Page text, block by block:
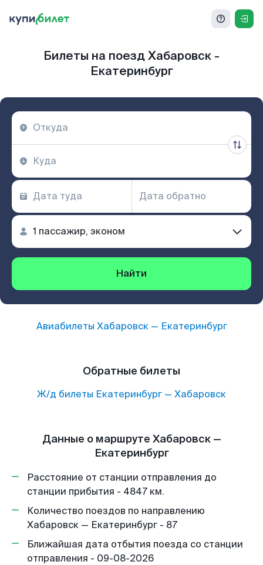
Билеты на поезд Хабаровск -
Екатеринбург
Найти
Авиабилеты Хабаровск— Екатеринбург
Обратные билеты
Ж/д билеты Екатеринбург — Хабаровск
Данные о маршруте Хабаровск —
Екатеринбург
Расстояние от станции отправления до
станции прибытия - 4847 км.
Количество поездов по направлению
Хабаровск — Екатеринбург - 87
Ближайшая дата отбытия поезда со станции
отправления - 09-08-2026